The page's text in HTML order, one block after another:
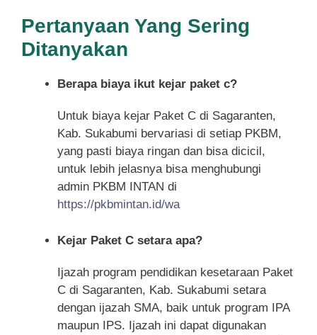
Pertanyaan Yang Sering
Ditanyakan
Berapa biaya ikut kejar paket c?
Untuk biaya kejar Paket C di Sagaranten,
Kab. Sukabumi bervariasi di setiap PKBM,
yang pasti biaya ringan dan bisa dicicil,
untuk lebih jelasnya bisa menghubungi
admin PKBM INTAN di
https://pkbmintan.id/wa
Kejar Paket C setara apa?
Ijazah program pendidikan kesetaraan Paket
C di Sagaranten, Kab. Sukabumi setara
dengan ijazah SMA, baik untuk program IPA
maupun IPS. Ijazah ini dapat digunakan